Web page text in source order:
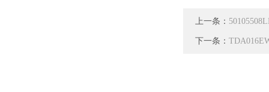
上一条：
下一条：